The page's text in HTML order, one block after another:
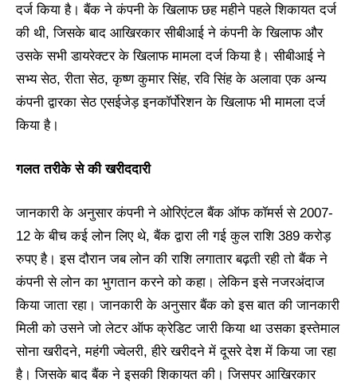
दर्ज किया है। बैंक ने कंपनी के खिलाफ छह महीने पहले शिकायत दर्ज
की थी, जिसके बाद आखिरकार सीबीआई ने कंपनी के खिलाफ और
उसके सभी डायरेक्टर के खिलाफ मामला दर्ज किया है। सीबीआई ने
सभ्य सेठ, रीता सेठ, कृष्ण कुमार सिंह, रवि सिंह के अलावा एक अन्य
कंपनी द्वारका सेठ एसईजेड़ इनकॉर्पोरेशन के खिलाफ भी मामला दर्ज
किया है।
गलत तरीके से की खरीददारी
जानकारी के अनुसार कंपनी ने ओरिएंटल बैंक ऑफ कॉमर्स से 2007-
12 के बीच कई लोन लिए थे, बैंक द्वारा ली गई कुल राशि 389 करोड़
रुपए है। इस दौरान जब लोन की राशि लगातार बढ़ती रही तो बैंक ने
कंपनी से लोन का भुगतान करने को कहा। लेकिन इसे नजरअंदाज
किया जाता रहा। जानकारी के अनुसार बैंक को इस बात की जानकारी
मिली को उसने जो लेटर ऑफ क्रेडिट जारी किया था उसका इस्तेमाल
सोना खरीदने, महंगी ज्वेलरी, हीरे खरीदने में दूसरे देश में किया जा रहा
है। जिसके बाद बैंक ने इसकी शिकायत की। जिसपर आखिरकार